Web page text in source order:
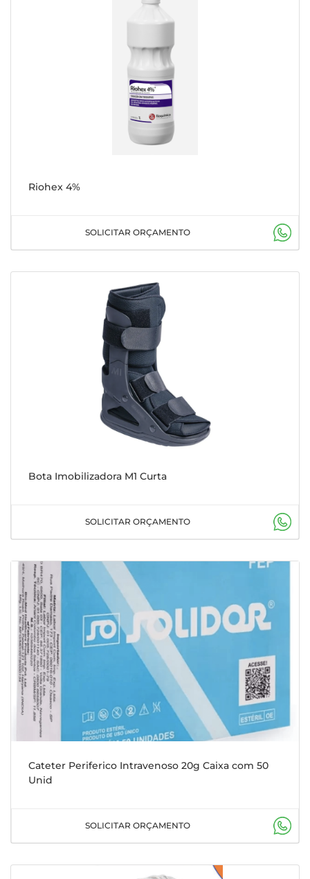
Riohex 4%
SOLICITAR ORÇAMENTO
Bota Imobilizadora M1 Curta
SOLICITAR ORÇAMENTO
Cateter Periferico Intravenoso 20g Caixa com 50
Unid
SOLICITAR ORÇAMENTO